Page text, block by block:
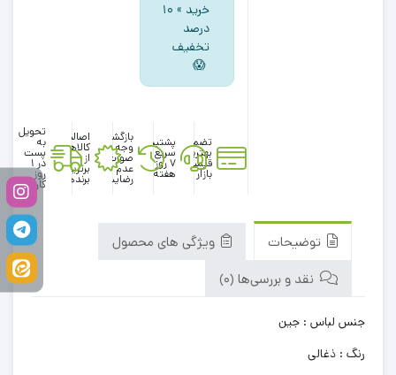
خرید » ۱۰
درصد
تخفیف
😱
تضمین
بهترین
قیمت
بازار
پشتیبانی
سریع در
۷ روز
هفته
بازگشت
وجه در
صورت
عدم
رضایت
اصالت
کالاها
از
برترین
برندها
تحویل
به
پست
در 1
روز
کاری
توضیحات
ویژگی های محصول
نقد و بررسی‌ها (0)
جنس لباس : جین
رنگ : ذغالی